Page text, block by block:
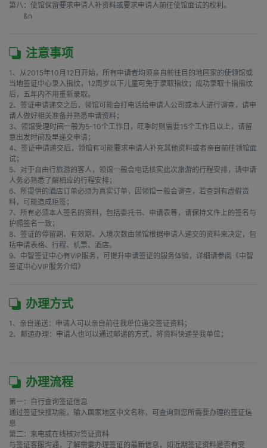
第八：使馆保留要求申请人补资料或要求申请人前往使馆面试的权利。
&n
注意事项
1、从2015年10月12日开始，所有申请者均须亲自前往目的地国家的使领馆或
当地签证中心录入指纹，12周岁以下儿童可免于录取指纹；成功录取十指指纹
后，五年内不用重新录取。
2、签证申请递交之后，领馆可能会打电话给申请人公司或本人进行调查，请申
请人做好相关准备并熟悉申请资料；
3、领馆受理时间一般为5-10个工作日，旺季时则需要15个工作日以上，请留
意出发时间及早递交申请；
4、签证申请递交后，领馆有可能要求申请人补充其他资料或者亲自前往领馆面
试；
5、对于自由行旅游的客人，领馆一般会电话核实此次旅游的行程安排，请申请
人务必熟悉了解相应的行程安排；
6、所提供的酒店订单必须为真实订单，因领馆一般会调查，若查到有虚假资
料，可能造成拒签；
7、所有必须本人签名的资料，包括委托书、申请表等，请保持文件上的签名与
护照签名一致；
8、签证的停留期、有效期、入境次数由领馆根据申请人递交的资料来决定，包
括申请表格、行程、机票、酒店。
9、中智签证中心有VIP服务，可提升申请签证的服务体验，详细请参阅《中智
签证中心VIP服务介绍》
办理方式
1、亲自递送：申请人可以亲自前往我单位递交签证资料；
2、邮递办理：申请人也可以通过邮递的方式，将资料快递至我单位；
办理流程
第一：自行查询签证信息
通过签证快搜功能，输入国家地区中文名称，可查询到您所需要办理的签证信
息
第二：来电或在线核对签证资料
与签证客服沟通，了解需要办理签证的最新信息，如近期签证资料是否有变